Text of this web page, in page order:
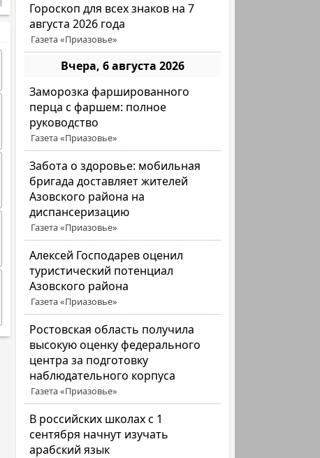
Гороскоп для всех знаков на 7
августа 2026 года
Газета «Приазовье»
Вчера, 6 августа 2026
Заморозка фаршированного
перца с фаршем: полное
руководство
Газета «Приазовье»
Забота о здоровье: мобильная
бригада доставляет жителей
Азовского района на
диспансеризацию
Газета «Приазовье»
Алексей Господарев оценил
туристический потенциал
Азовского района
Газета «Приазовье»
Ростовская область получила
высокую оценку федерального
центра за подготовку
наблюдательного корпуса
Газета «Приазовье»
В российских школах с 1
сентября начнут изучать
арабский язык